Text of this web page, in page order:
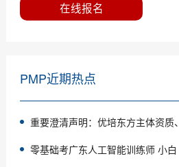
在线报名
PMP近期热点
重要澄清声明：优培东方主体资质、
零基础考广东人工智能训练师 小白